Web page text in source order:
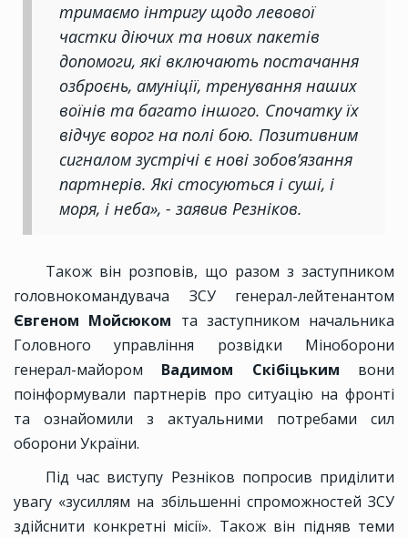
тримаємо інтригу щодо левової
частки діючих та нових пакетів
допомоги, які включають постачання
озброєнь, амуніції, тренування наших
воїнів та багато іншого. Спочатку їх
відчує ворог на полі бою. Позитивним
сигналом зустрічі є нові зобов’язання
партнерів. Які стосуються і суші, і
моря, і неба», - заявив Резніков.
Також він розповів, що разом з заступником
головнокомандувача ЗСУ генерал-лейтенантом
Євгеном Мойсюком та заступником начальника
Головного управління розвідки Міноборони
генерал-майором Вадимом Скібіцьким вони
поінформували партнерів про ситуацію на фронті
та ознайомили з актуальними потребами сил
оборони України.
Під час виступу Резніков попросив приділити
увагу «зусиллям на збільшенні спроможностей ЗСУ
здійснити конкретні місії». Також він підняв теми